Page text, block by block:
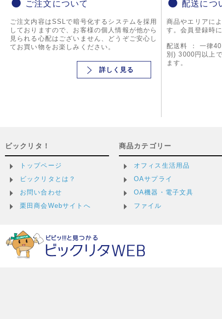
ご注文について
ご注文内容はSSLで暗号化するシステムを採用
しておりますので、お客様の個人情報が他から
見られる心配はございません、どうぞご安心し
てお買い物をお楽しみください。
詳しく見る
配送につ
商品やエリアに
す。会員登録時
配送料 ： 一律
別) 3000円以上
ます。
ビックリタ！
トップページ
ビックリタとは？
お問い合わせ
栗田商会Webサイトへ
商品カテゴリー
オフィス生活用品
OAサプライ
OA機器・電子文具
ファイル